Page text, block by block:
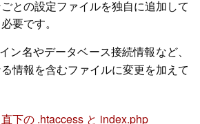
との設定ファイルを独自に追加して
要です。
ン名やデータベース接続情報など、
情報を含むファイルに変更を加えて
下の .htaccess と index.php